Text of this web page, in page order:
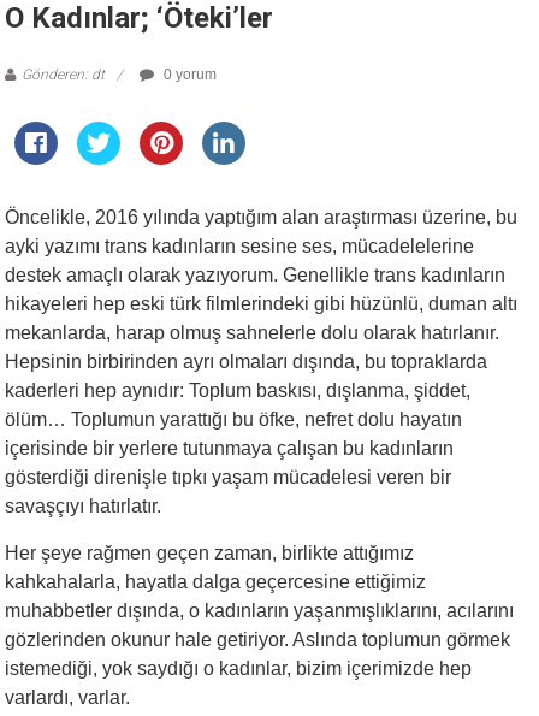
O Kadınlar; ‘Öteki’ler
Gönderen: dt 0 yorum
Öncelikle, 2016 yılında yaptığım alan araştırması üzerine, bu
ayki yazımı trans kadınların sesine ses, mücadelelerine
destek amaçlı olarak yazıyorum. Genellikle trans kadınların
hikayeleri hep eski türk filmlerindeki gibi hüzünlü, duman altı
mekanlarda, harap olmuş sahnelerle dolu olarak hatırlanır.
Hepsinin birbirinden ayrı olmaları dışında, bu topraklarda
kaderleri hep aynıdır: Toplum baskısı, dışlanma, şiddet,
ölüm… Toplumun yarattığı bu öfke, nefret dolu hayatın
içerisinde bir yerlere tutunmaya çalışan bu kadınların
gösterdiği direnişle tıpkı yaşam mücadelesi veren bir
savaşçıyı hatırlatır.
Her şeye rağmen geçen zaman, birlikte attığımız
kahkahalarla, hayatla dalga geçercesine ettiğimiz
muhabbetler dışında, o kadınların yaşanmışlıklarını, acılarını
gözlerinden okunur hale getiriyor. Aslında toplumun görmek
istemediği, yok saydığı o kadınlar, bizim içerimizde hep
varlardı, varlar.